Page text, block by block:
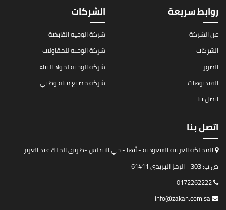
روابط سريعة
عن الشركة
الشركات
الصور
الفيديوهات
اتصل بنا
الشركات
شركة الوجيه القابضة
شركة الوجيه للمقاولات
شركة الوجيه لمواد البناء
شركة مصنع مياه وطني
اتصل بنا
المملكة العربية السعودية - أبها - حي الاندلس -طريق الملك عبد العزيز
ص.ب: 303 - الرمز البريدي 61411